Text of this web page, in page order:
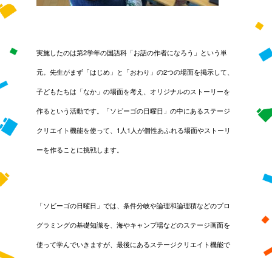
実施したのは第2学年の国語科「お話の作者になろう」という単
元。先生がまず「はじめ」と「おわり」の2つの場面を掲示して、
子どもたちは「なか」の場面を考え、オリジナルのストーリーを
作るという活動です。「ソビーゴの日曜日」の中にあるステージ
クリエイト機能を使って、1人1人が個性あふれる場面やストーリ
ーを作ることに挑戦します。
「ソビーゴの日曜日」では、条件分岐や論理和論理積などのプロ
グラミングの基礎知識を、海やキャンプ場などのステージ画面を
使って学んでいきますが、最後にあるステージクリエイト機能で